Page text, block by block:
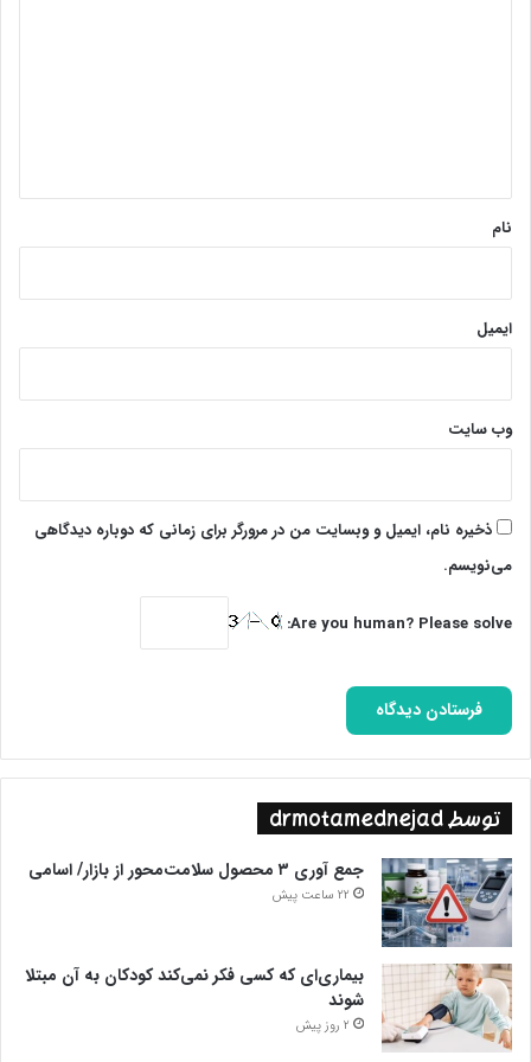
نام
ایمیل
وب‌ سایت
ذخیره نام، ایمیل و وبسایت من در مرورگر برای زمانی که دوباره دیدگاهی
می‌نویسم.
Are you human? Please solve:
توسط drmotamednejad
جمع آوری ۳ محصول سلامت‌محور از بازار/ اسامی
22 ساعت پیش
بیماری‌ای که کسی فکر نمی‌کند کودکان به آن مبتلا
شوند
2 روز پیش